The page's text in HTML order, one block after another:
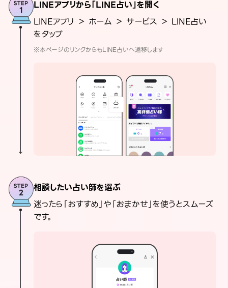
LINEアプリから「LINE占い」を開く
LINEアプリ ＞ ホーム ＞ サービス ＞ LINE占い
をタップ
※本ページのリンクからもLINE占いへ遷移します
相談したい占い師を選ぶ
迷ったら「おすすめ」や「おまかせ」を使うとスムーズ
です。